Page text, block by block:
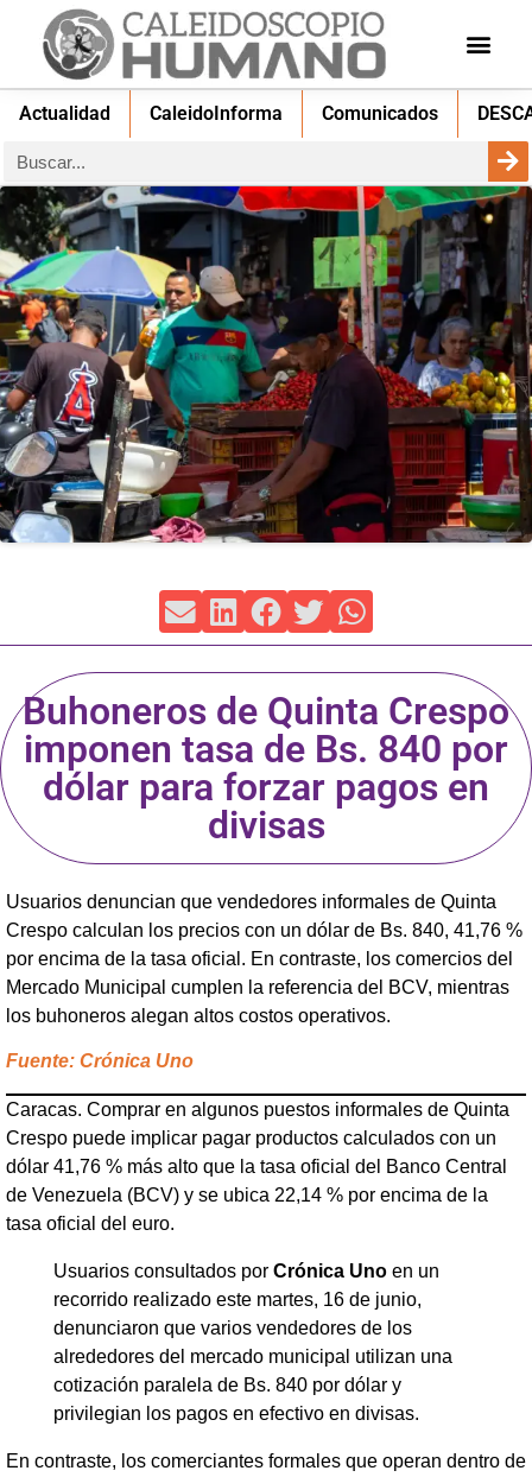
Actualidad CaleidoInforma Comunicados
Buhoneros de Quinta Crespo
imponen tasa de Bs. 840 por
dólar para forzar pagos en
divisas
Usuarios denuncian que vendedores informales de Quinta
Crespo calculan los precios con un dólar de Bs. 840, 41,76 %
por encima de la tasa oficial. En contraste, los comercios del
Mercado Municipal cumplen la referencia del BCV, mientras
los buhoneros alegan altos costos operativos.
Fuente: Crónica Uno
Caracas. Comprar en algunos puestos informales de Quinta
Crespo puede implicar pagar productos calculados con un
dólar 41,76 % más alto que la tasa oficial del Banco Central
de Venezuela (BCV) y se ubica 22,14 % por encima de la
tasa oficial del euro.
Usuarios consultados por Crónica Uno en un
recorrido realizado este martes, 16 de junio,
denunciaron que varios vendedores de los
alrededores del mercado municipal utilizan una
cotización paralela de Bs. 840 por dólar y
privilegian los pagos en efectivo en divisas.
En contraste, los comerciantes formales que operan dentro de